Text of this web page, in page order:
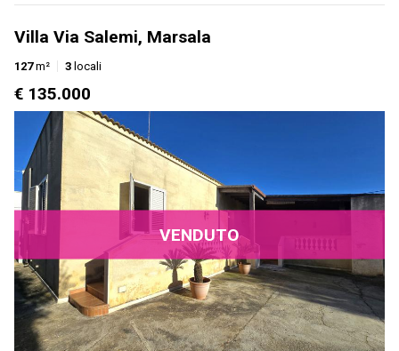
Villa Via Salemi, Marsala
127m² 3 locali
€ 135.000
VENDUTO